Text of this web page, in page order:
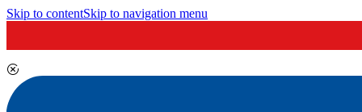
Skip to contentSkip to navigation menu